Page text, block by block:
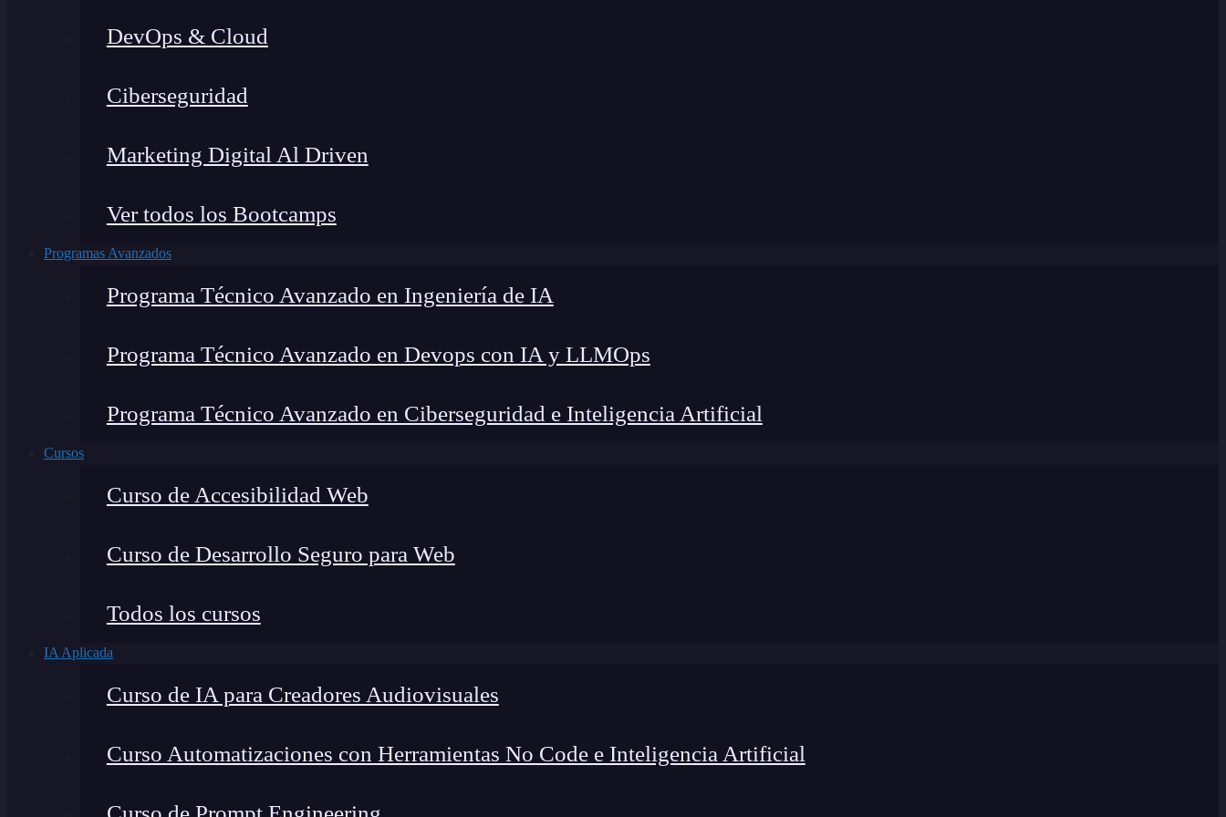
DevOps & Cloud
Ciberseguridad
Marketing Digital Al Driven
Ver todos los Bootcamps
Programas Avanzados
Programa Técnico Avanzado en Ingeniería de IA
Programa Técnico Avanzado en Devops con IA y LLMOps
Programa Técnico Avanzado en Ciberseguridad e Inteligencia Artificial
Cursos
Curso de Accesibilidad Web
Curso de Desarrollo Seguro para Web
Todos los cursos
IA Aplicada
Curso de IA para Creadores Audiovisuales
Curso Automatizaciones con Herramientas No Code e Inteligencia Artificial